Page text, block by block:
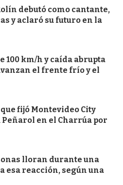
debutó como cantante,
y aclaró su futuro en la
100 km/h y caída abrupta
el frente frío y el
fijó Montevideo City
en el Charrúa por
lloran durante una
esa reacción, según una